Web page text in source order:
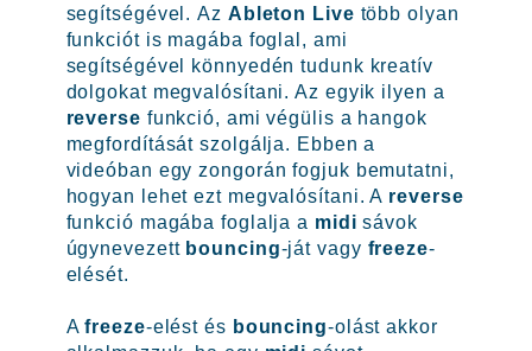
segítségével. Az Ableton Live több olyan
funkciót is magába foglal, ami
segítségével könnyedén tudunk kreatív
dolgokat megvalósítani. Az egyik ilyen a
reverse funkció, ami végülis a hangok
megfordítását szolgálja. Ebben a
videóban egy zongorán fogjuk bemutatni,
hogyan lehet ezt megvalósítani. A reverse
funkció magába foglalja a midi sávok
úgynevezett bouncing-ját vagy freeze-
elését.
Afreeze-elést és bouncing-olást akkor